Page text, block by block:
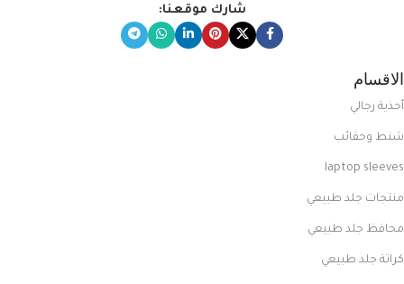
شارك موقعنا:
الاقسام
أحذية رجالي
شنط وحقائب
laptop sleeves
منتجات جلد طبيعي
محافظ جلد طبيعي
كراتة جلد طبيعي